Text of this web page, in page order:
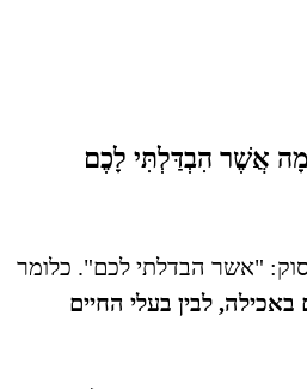
אֲשֶׁר הִבְדַּלְתִּי לָכֶם
"אשר הבדלתי לכם". כלומר
לבין בעלי החיים